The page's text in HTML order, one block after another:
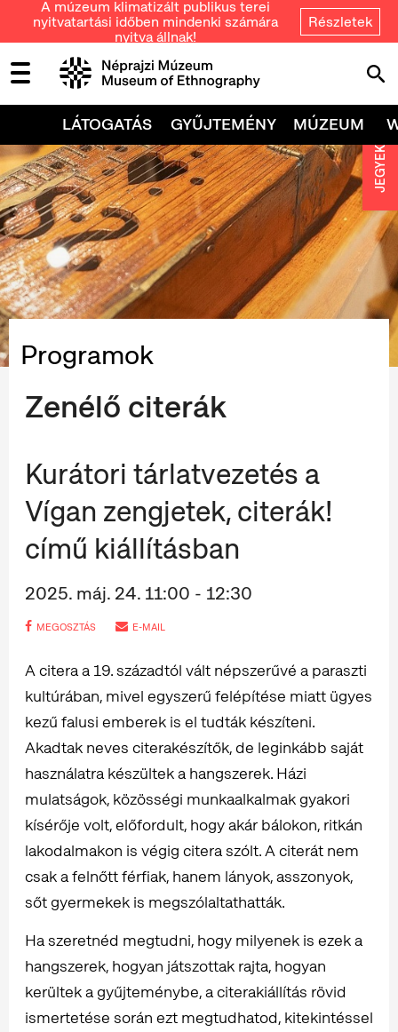
A múzeum klimatizált publikus terei
nyitvatartási időben mindenki számára
nyitva állnak!
Részletek
LÁTOGATÁS GYŰJTEMÉNY MÚZEUM
Programok
Zenélő citerák
Kurátori tárlatvezetés a
Vígan zengjetek, citerák!
című kiállításban
2025. máj. 24. 11:00 - 12:30
MEGOSZTÁS E-MAIL
A citera a 19. századtól vált népszerűvé a paraszti
kultúrában, mivel egyszerű felépítése miatt ügyes
kezű falusi emberek is el tudták készíteni.
Akadtak neves citerakészítők, de leginkább saját
használatra készültek a hangszerek. Házi
mulatságok, közösségi munkaalkalmak gyakori
kísérője volt, előfordult, hogy akár bálokon, ritkán
lakodalmakon is végig citera szólt. A citerát nem
csak a felnőtt férfiak, hanem lányok, asszonyok,
sőt gyermekek is megszólaltathatták.
Ha szeretnéd megtudni, hogy milyenek is ezek a
hangszerek, hogyan játszottak rajta, hogyan
kerültek a gyűjteménybe, a citerakiállítás rövid
ismertetése során ezt megtudhatod, kitekintéssel
JEGYEK